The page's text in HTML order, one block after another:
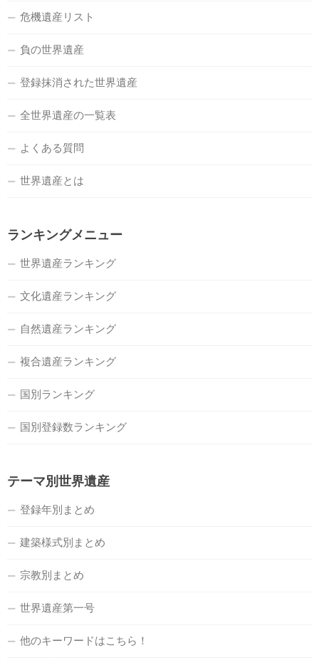
危機遺産リスト
負の世界遺産
登録抹消された世界遺産
全世界遺産の一覧表
よくある質問
世界遺産とは
ランキングメニュー
世界遺産ランキング
文化遺産ランキング
自然遺産ランキング
複合遺産ランキング
国別ランキング
国別登録数ランキング
テーマ別世界遺産
登録年別まとめ
建築様式別まとめ
宗教別まとめ
世界遺産第一号
他のキーワードはこちら！